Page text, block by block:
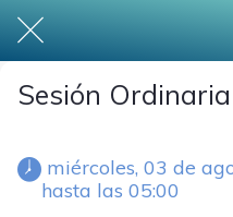
Sesión
hasta las 05:00